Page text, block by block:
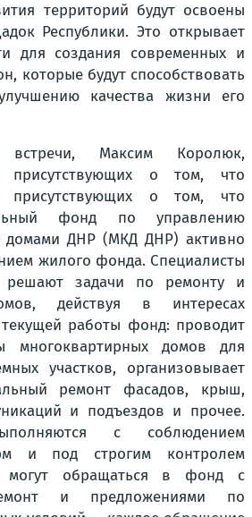
территорий будут освоены
Республики. Это открывает
для создания современных и
которые будут способствовать
качества жизни его
Максим Королюк,
присутствующих о том, что
присутствующих о том, что
фонд по управлению
домами ДНР (МКД ДНР) активно
жилого фонда. Специалисты
решают задачи по ремонту и
действуя в интересах
работы фонд: проводит
многоквартирных домов для
участков, организовывает
ремонт фасадов, крыш,
и подъездов и прочее.
с соблюдением
и под строгим контролем
могут обращаться в фонд с
и предложениями по